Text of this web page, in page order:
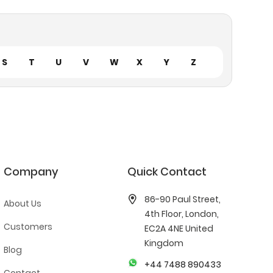
S T U V W X Y Z
Company
About Us
Customers
Blog
Quick Contact
86-90 Paul Street,
4th Floor, London,
EC2A 4NE United
Kingdom
+44 7488 890433